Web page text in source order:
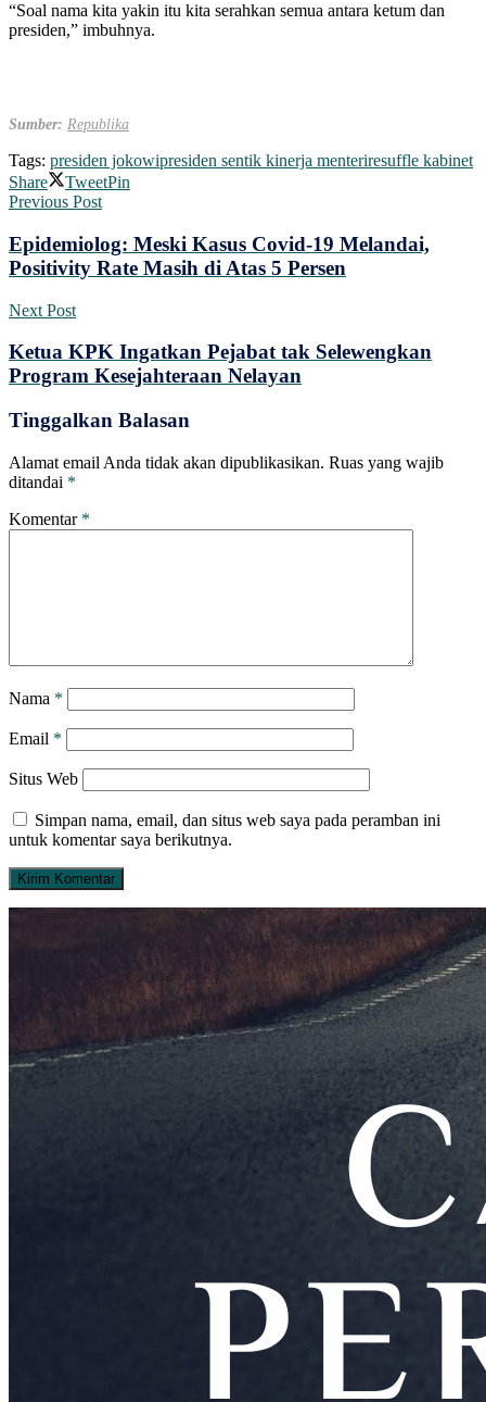
“Soal nama kita yakin itu kita serahkan semua antara ketum dan
presiden,” imbuhnya.
Sumber: Republika
Tags: presiden jokowipresiden sentik kinerja menteriresuffle kabinet
Share
TweetPin
Previous Post
Epidemiolog: Meski Kasus Covid-19 Melandai,
Positivity Rate Masih di Atas 5 Persen
Next Post
Ketua KPK Ingatkan Pejabat tak Selewengkan
Program Kesejahteraan Nelayan
Tinggalkan Balasan
Alamat email Anda tidak akan dipublikasikan. Ruas yang wajib
ditandai *
Komentar *
Nama *
Email *
Situs Web
Simpan nama, email, dan situs web saya pada peramban ini
untuk komentar saya berikutnya.